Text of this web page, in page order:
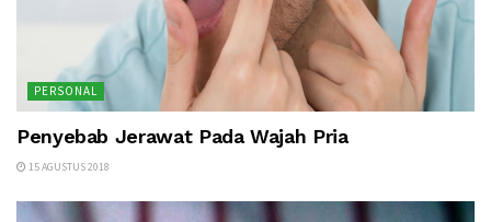
PERSONAL
Penyebab Jerawat Pada Wajah Pria
15 AGUSTUS 2018